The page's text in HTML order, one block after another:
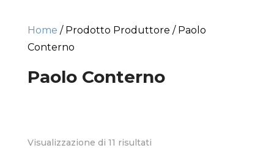
Home / Prodotto Produttore / Paolo
Conterno
Paolo Conterno
Visualizzazione di 11 risultati